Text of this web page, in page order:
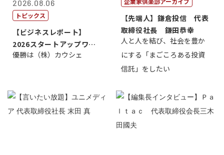
2026.08.06
トピックス
【ビジネスレポート】
2026スタートアップワー
ルドカップ東京
優勝は（株）カウシェ
【先端人】鎌倉投信 代表
取締役社長 鎌田恭幸
人と人を結び、社会を豊か
にする「まごころある投資
信託」をしたい